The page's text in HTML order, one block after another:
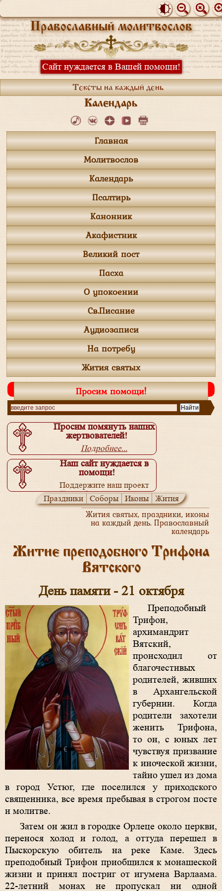
Православный молитвослов
Сайт нуждается в Вашей помощи!
Тексты на каждый день
Календарь
Главная
Молитвослов
Календарь
Псалтирь
Канонник
Акафистник
Великий пост
Пасха
О упокоении
Св.Писание
Аудиозаписи
На потребу
Жития святых
Просим помощи!
Просим помянуть наших
жертвователей!
Подробнее...
Наш сайт нуждается в
помощи!
Поддержите наш проект
Подробнее...
Праздники Соборы Иконы Жития
Жития святых, праздники, иконы
на каждый день. Православный
календарь
Житие преподобного Трифона
Вятского
День памяти - 21 октября
Преподобный
Трифон,
архимандрит
Вятский,
происходил от
благочестивых
родителей, живших
в Архангельской
губернии. Когда
родители захотели
женить Трифона,
то он, с юных лет
чувствуя призвание
к иноческой жизни,
тайно ушел из дома
в город Устюг, где поселился у приходского
священника, все время пребывая в строгом посте
и молитве.
Затем он жил в городке Орлеце около церкви,
перенося холод и голод, а оттуда перешел в
Пыскорскую обитель на реке Каме. Здесь
преподобный Трифон приобщился к монашеской
жизни и принял постриг от игумена Варлаама.
22-летний монах не пропускал ни одной